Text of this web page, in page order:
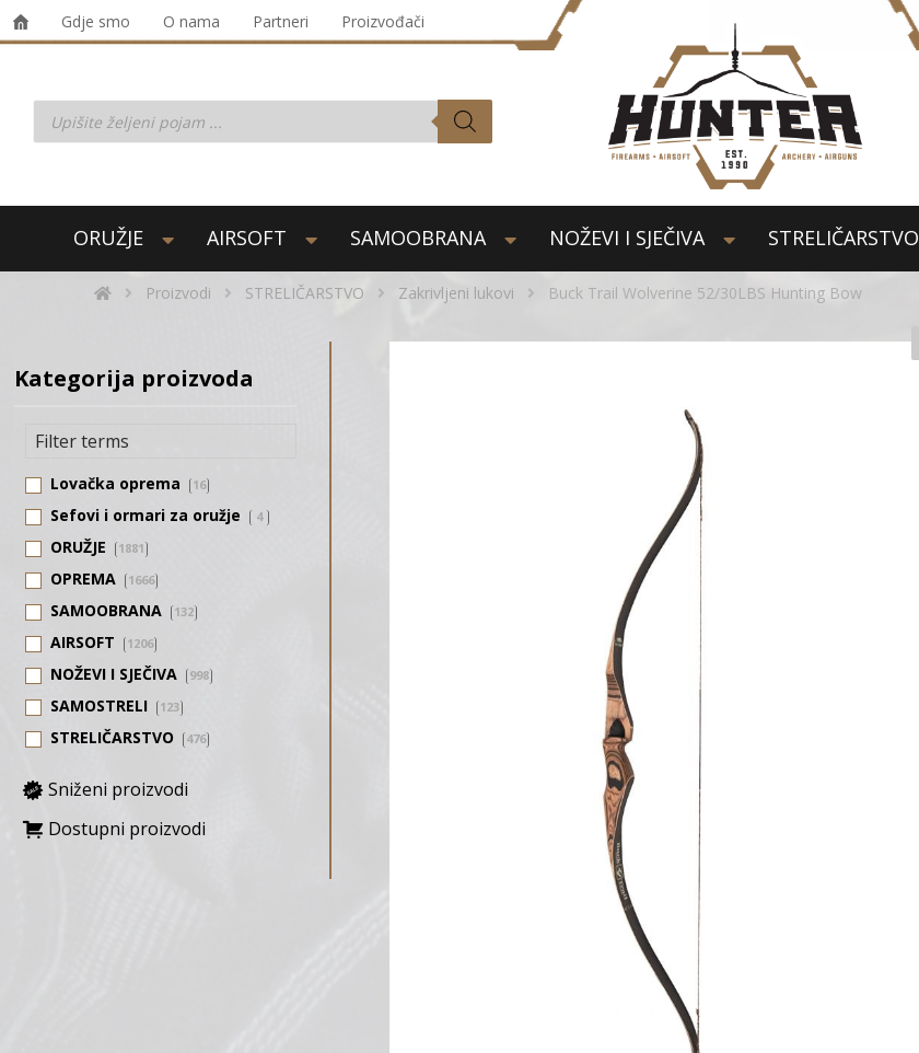
Gdje smo O nama Partneri Proizvođači
ORUŽJE AIRSOFT SAMOOBRANA NOŽEVI I SJEČIVA STRELIČARSTVO
Proizvodi STRELIČARSTVO Zakrivljeni lukovi Buck Trail Wolverine 52/30LBS Hunting Bow
Kategorija proizvoda
Lovačka oprema 16
Sefovi i ormari za oružje 4
ORUŽJE 1881
OPREMA 1666
SAMOOBRANA 132
AIRSOFT 1206
NOŽEVI I SJEČIVA 998
SAMOSTRELI 123
STRELIČARSTVO 476
Sniženi proizvodi
Dostupni proizvodi